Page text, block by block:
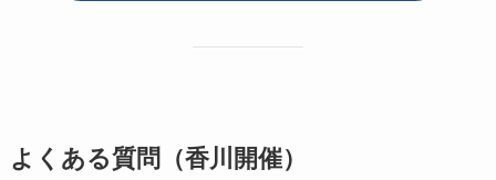
よくある質問（香川開催）